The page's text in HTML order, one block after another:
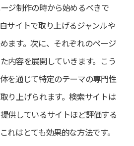
ジ制作の時から始めるべきで
サイトで取り上げるジャンルや
ます。次に、それぞれのページ
内容を展開していきます。こう
を通じて特定のテーマの専門性
り上げられます。検索サイトは
供しているサイトほど評価する
れはとても効果的な方法です。